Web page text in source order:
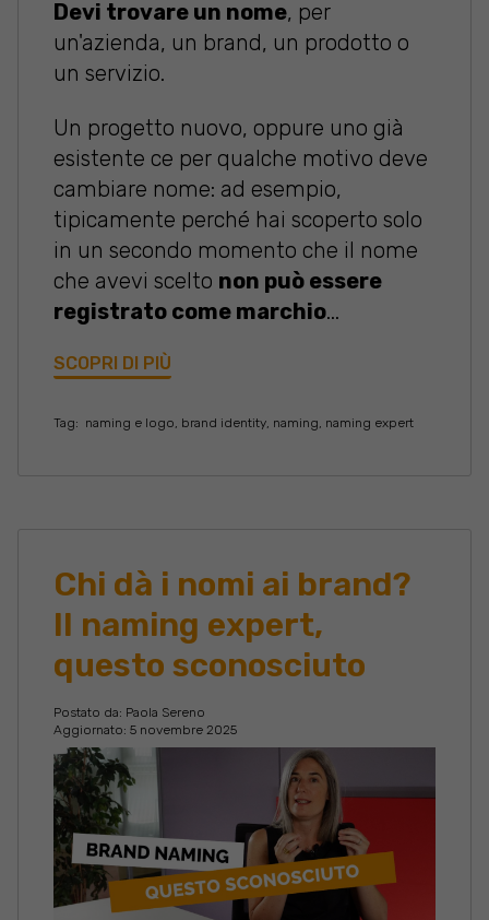
Devi trovare un nome, per
un'azienda, un brand, un prodotto o
un servizio.
Un progetto nuovo, oppure uno già
esistente ce per qualche motivo deve
cambiare nome: ad esempio,
tipicamente perché hai scoperto solo
in un secondo momento che il nome
che avevi scelto non può essere
registrato come marchio...
SCOPRI DI PIÙ
Tag: naming e logo, brand identity, naming, naming expert
Chi dà i nomi ai brand?
Il naming expert,
questo sconosciuto
Postato da: Paola Sereno
Aggiornato: 5 novembre 2025